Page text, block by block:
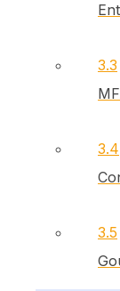
3.3
3.4
3.5